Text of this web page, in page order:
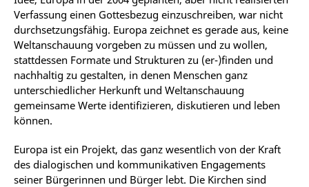
Verfassung einen Gottesbezug einzuschreiben, war nicht
durchsetzungsfähig. Europa zeichnet es gerade aus, keine
Weltanschauung vorgeben zu müssen und zu wollen,
stattdessen Formate und Strukturen zu (er-)finden und
nachhaltig zu gestalten, in denen Menschen ganz
unterschiedlicher Herkunft und Weltanschauung
gemeinsame Werte identifizieren, diskutieren und leben
können.
Europa ist ein Projekt, das ganz wesentlich von der Kraft
des dialogischen und kommunikativen Engagements
seiner Bürgerinnen und Bürger lebt. Die Kirchen sind